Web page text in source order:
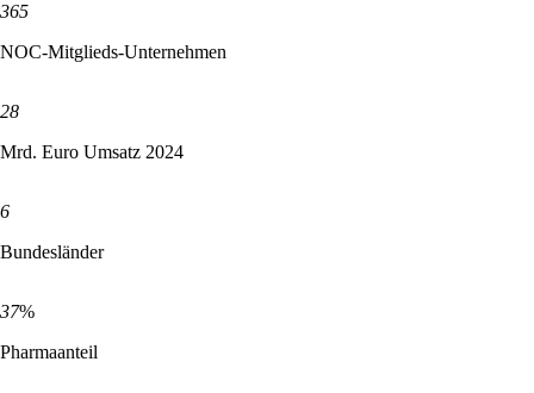
365
NOC-Mitglieds-Unternehmen
28
Mrd. Euro Umsatz 2024
6
Bundesländer
37%
Pharmaanteil